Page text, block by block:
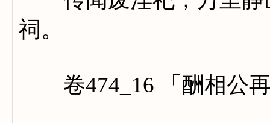
祠。
卷474_16 「酬相公再